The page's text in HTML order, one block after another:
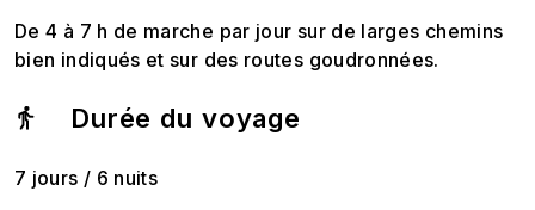
De 4 à 7 h de marche par jour sur de larges chemins
bien indiqués et sur des routes goudronnées.
Durée du voyage
7 jours / 6 nuits